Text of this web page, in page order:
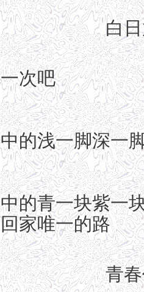
白
次吧
的浅一脚深一
的青一块紫一
家唯一的路
青